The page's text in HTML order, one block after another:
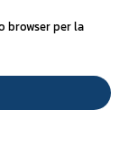
browser per la